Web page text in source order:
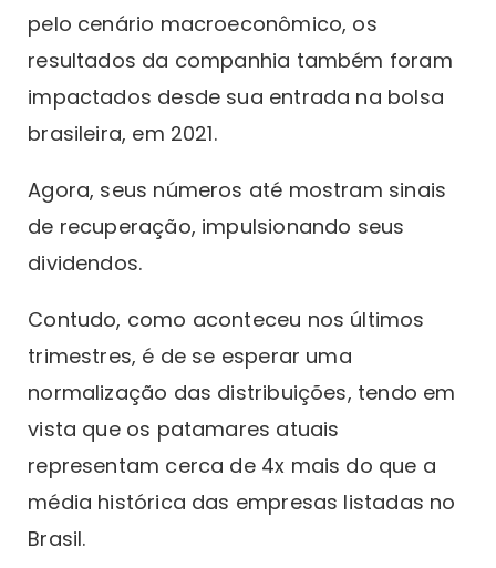
pelo cenário macroeconômico, os
resultados da companhia também foram
impactados desde sua entrada na bolsa
brasileira, em 2021.
Agora, seus números até mostram sinais
de recuperação, impulsionando seus
dividendos.
Contudo, como aconteceu nos últimos
trimestres, é de se esperar uma
normalização das distribuições, tendo em
vista que os patamares atuais
representam cerca de 4x mais do que a
média histórica das empresas listadas no
Brasil.